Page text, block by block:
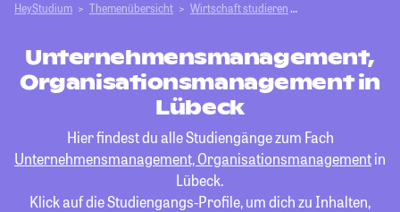
HeyStudium Themenübersicht Wirtschaft studieren
Unternehmensmanagement,
Organisationsmanagement in
Lübeck
Hier findest du alle Studiengänge zum Fach
Unternehmensmanagement, Organisationsmanagementin
Lübeck.
Klick auf die Studiengangs-Profile, um dich zu Inhalten,